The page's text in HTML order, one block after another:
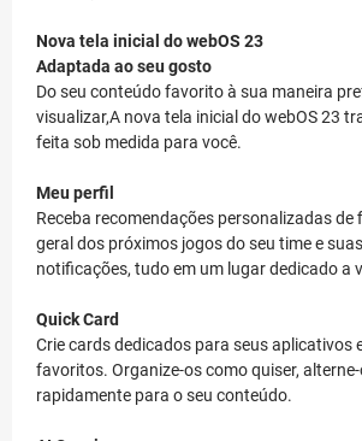
Nova tela inicial do webOS 23
Adaptada ao seu gosto
Do seu conteúdo favorito à sua maneira
visualizar,A nova tela inicial do webOS 23
feita sob medida para você.
Meu perfil
Receba recomendações personalizadas de
geral dos próximos jogos do seu time e
notificações, tudo em um lugar dedicado a
Quick Card
Crie cards dedicados para seus aplicativos
favoritos. Organize-os como quiser, alterne-
rapidamente para o seu conteúdo.